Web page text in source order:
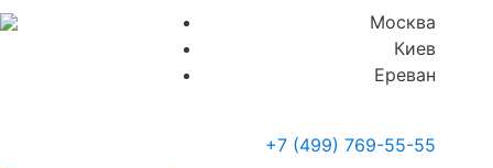
Москва
Киев
Ереван
+7 (499) 769-55-55